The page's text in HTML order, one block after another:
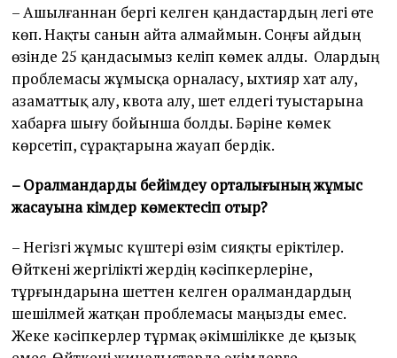
– Ашылғаннан бергі келген қандастардың легі өте
көп. Нақты санын айта алмаймын. Соңғы айдың
өзінде 25 қандасымыз келіп көмек алды. Олардың
проблемасы жұмысқа орналасу, ыхтияр хат алу,
азаматтық алу, квота алу, шет елдегі туыстарына
хабарға шығу бойынша болды. Бәріне көмек
көрсетіп, сұрақтарына жауап бердік.
– Оралмандарды бейімдеу орталығының жұмыс
жасауына кімдер көмектесіп отыр?
– Негізгі жұмыс күштері өзім сияқты еріктілер.
Өйткені жергілікті жердің кәсіпкерлеріне,
тұрғындарына шеттен келген оралмандардың
шешілмей жатқан проблемасы маңызды емес.
Жеке кәсіпкерлер тұрмақ әкімшілікке де қызық